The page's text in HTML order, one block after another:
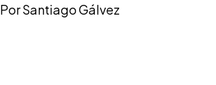
Por Santiago Gálvez